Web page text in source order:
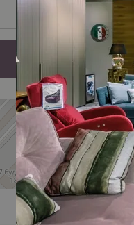
Надіслати